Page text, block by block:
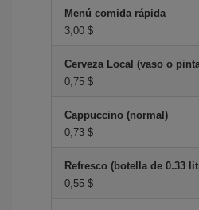
Menú comida rápida
3,00 $
Cerveza Local (vaso o
0,75 $
Cappuccino (normal)
0,73 $
Refresco (botella de 0.33
0,55 $